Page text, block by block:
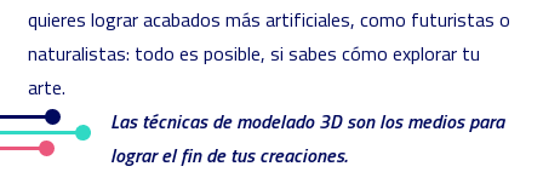
quieres lograr acabados más artificiales, como futuristas o
naturalistas: todo es posible, si sabes cómo explorar tu
arte.
Las técnicas de modelado 3D son los medios para
lograr el fin de tus creaciones.